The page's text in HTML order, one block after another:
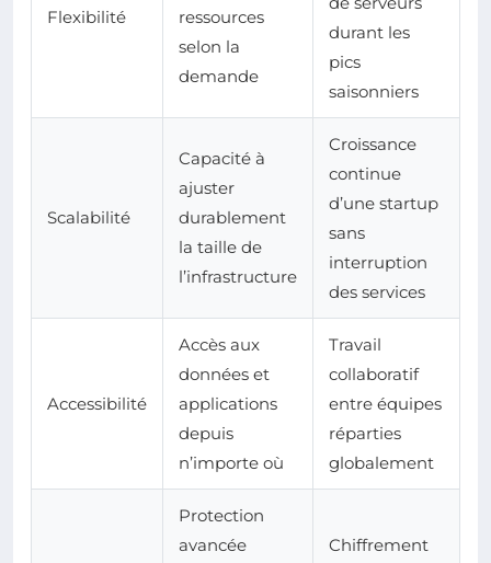
Flexibilité
ressources
selon la
demande
durant les
pics
saisonniers
Scalabilité
Capacité à
ajuster
durablement
la taille de
l’infrastructure
Croissance
continue
d’une startup
sans
interruption
des services
Accessibilité
Accès aux
données et
applications
depuis
n’importe où
Travail
collaboratif
entre équipes
réparties
globalement
Protection
avancée
Chiffrement